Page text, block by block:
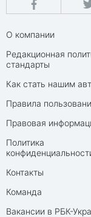
О компании
Редакционная
стандарты
Как стать нашим
Правила
Правовая
Политика
Контакты
Команда
Вакансии в РБК-